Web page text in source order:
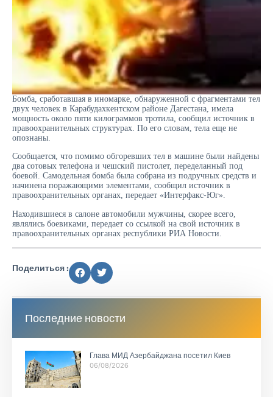
Бомба, сработавшая в иномарке, обнаруженной с фрагментами тел
двух человек в Карабудахкентском районе Дагестана, имела
мощность около пяти килограммов тротила, сообщил источник в
правоохранительных структурах. По его словам, тела еще не
опознаны.
Сообщается, что помимо обгоревших тел в машине были найдены
два сотовых телефона и чешский пистолет, переделанный под
боевой. Самодельная бомба была собрана из подручных средств и
начинена поражающими элементами, сообщил источник в
правоохранительных органах, передает «Интерфакс-Юг».
Находившиеся в салоне автомобили мужчины, скорее всего,
являлись боевиками, передает со ссылкой на свой источник в
правоохранительных органах республики РИА Новости.
Поделиться :
Последние новости
Глава МИД Азербайджана посетил Киев
06/08/2026